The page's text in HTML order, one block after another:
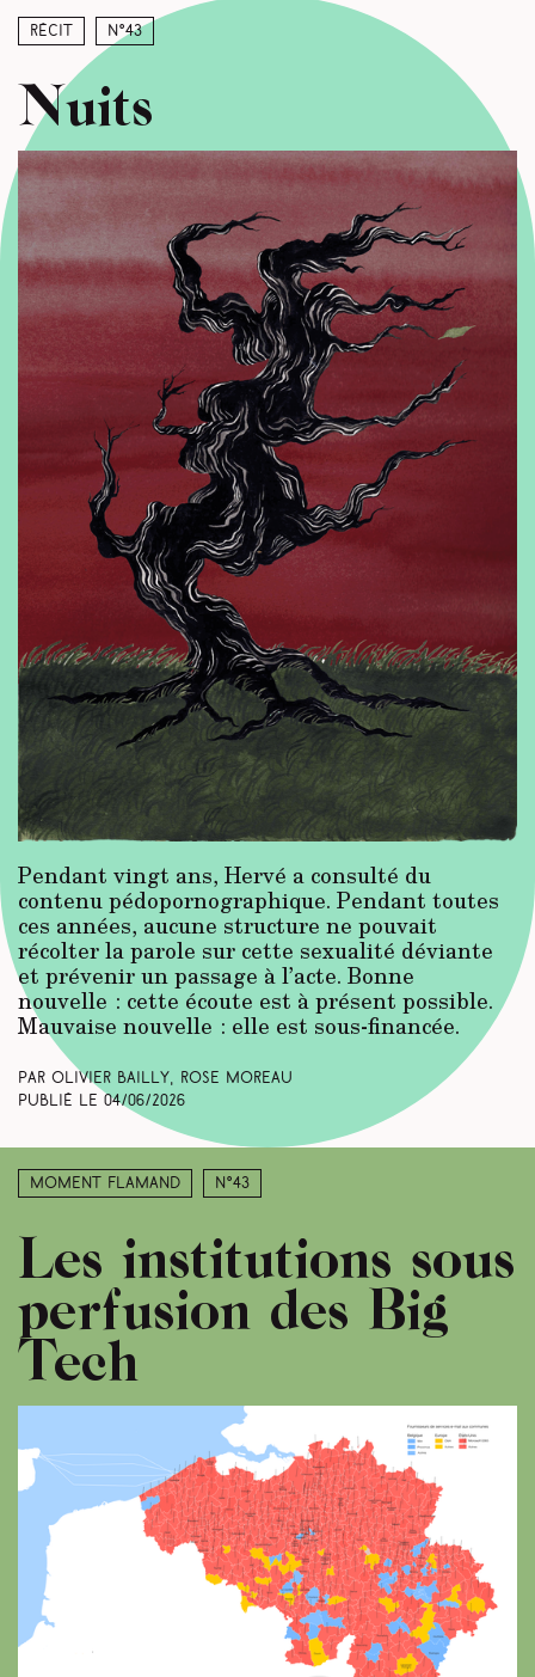
Récit N°43
Nuits
Pendant vingt ans, Hervé a consulté du
contenu pédopornographique. Pendant toutes
ces années, aucune structure ne pouvait
récolter la parole sur cette sexualité déviante
et prévenir un passage à l’acte. Bonne
nouvelle : cette écoute est à présent possible.
Mauvaise nouvelle : elle est sous-financée.
Par Olivier Bailly, Rose Moreau
Publié le 04/06/2026
Moment Flamand N°43
Les institutions sous
perfusion des Big
Tech